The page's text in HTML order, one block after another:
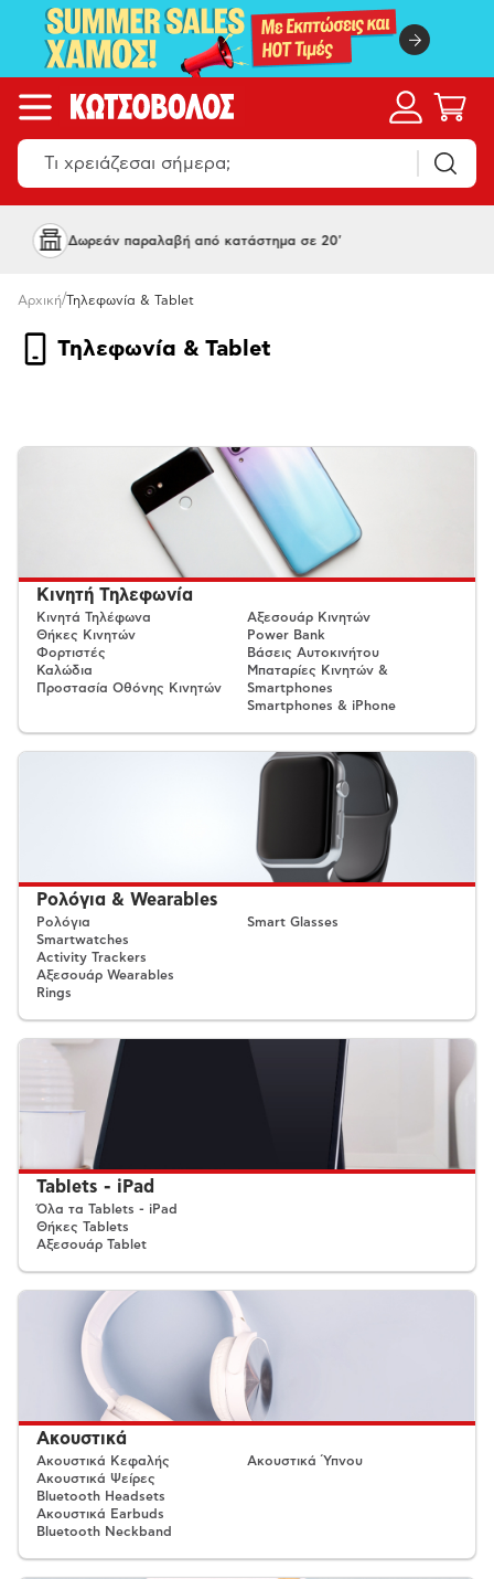
Όπου και να 'σαι, Κωτσόβολος
Αρχική/Τηλεφωνία & Tablet
Τηλεφωνία & Tablet
Κινητή Τηλεφωνία
Κινητά Τηλέφωνα
Θήκες Κινητών
Φορτιστές
Καλώδια
Προστασία Οθόνης Κινητών
Αξεσουάρ Κινητών
Power Bank
Βάσεις Αυτοκινήτου
Μπαταρίες Κινητών &
Smartphones
Smartphones & iPhone
Ρολόγια & Wearables
Ρολόγια
Smartwatches
Activity Trackers
Αξεσουάρ Wearables
Rings
Smart Glasses
Tablets - iPad
Όλα τα Tablets - iPad
Θήκες Tablets
Αξεσουάρ Tablet
Ακουστικά
Ακουστικά Κεφαλής
Ακουστικά Ψείρες
Bluetooth Headsets
Ακουστικά Earbuds
Bluetooth Neckband
Ακουστικά Ύπνου